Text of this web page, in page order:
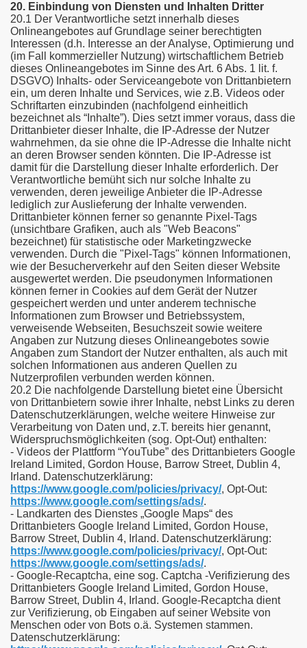
20. Einbindung von Diensten und Inhalten Dritter
20.1 Der Verantwortliche setzt innerhalb dieses
Onlineangebotes auf Grundlage seiner berechtigten
Interessen (d.h. Interesse an der Analyse, Optimierung und
(im Fall kommerzieller Nutzung) wirtschaftlichem Betrieb
dieses Onlineangebotes im Sinne des Art. 6 Abs. 1 lit. f.
DSGVO) Inhalts- oder Serviceangebote von Drittanbietern
ein, um deren Inhalte und Services, wie z.B. Videos oder
Schriftarten einzubinden (nachfolgend einheitlich
bezeichnet als “Inhalte”). Dies setzt immer voraus, dass die
Drittanbieter dieser Inhalte, die IP-Adresse der Nutzer
wahrnehmen, da sie ohne die IP-Adresse die Inhalte nicht
an deren Browser senden könnten. Die IP-Adresse ist
damit für die Darstellung dieser Inhalte erforderlich. Der
Verantwortliche bemüht sich nur solche Inhalte zu
verwenden, deren jeweilige Anbieter die IP-Adresse
lediglich zur Auslieferung der Inhalte verwenden.
Drittanbieter können ferner so genannte Pixel-Tags
(unsichtbare Grafiken, auch als "Web Beacons"
bezeichnet) für statistische oder Marketingzwecke
verwenden. Durch die "Pixel-Tags" können Informationen,
wie der Besucherverkehr auf den Seiten dieser Website
ausgewertet werden. Die pseudonymen Informationen
können ferner in Cookies auf dem Gerät der Nutzer
gespeichert werden und unter anderem technische
Informationen zum Browser und Betriebssystem,
verweisende Webseiten, Besuchszeit sowie weitere
Angaben zur Nutzung dieses Onlineangebotes sowie
Angaben zum Standort der Nutzer enthalten, als auch mit
solchen Informationen aus anderen Quellen zu
Nutzerprofilen verbunden werden können.
20.2 Die nachfolgende Darstellung bietet eine Übersicht
von Drittanbietern sowie ihrer Inhalte, nebst Links zu deren
Datenschutzerklärungen, welche weitere Hinweise zur
Verarbeitung von Daten und, z.T. bereits hier genannt,
Widerspruchsmöglichkeiten (sog. Opt-Out) enthalten:
- Videos der Plattform “YouTube” des Drittanbieters Google
Ireland Limited, Gordon House, Barrow Street, Dublin 4,
Irland. Datenschutzerklärung:
https://www.google.com/policies/privacy/, Opt-Out:
https://www.google.com/settings/ads/.
- Landkarten des Dienstes „Google Maps“ des
Drittanbieters Google Ireland Limited, Gordon House,
Barrow Street, Dublin 4, Irland. Datenschutzerklärung:
https://www.google.com/policies/privacy/, Opt-Out:
https://www.google.com/settings/ads/.
- Google-Recaptcha, eine sog. Captcha -Verifizierung des
Drittanbieters Google Ireland Limited, Gordon House,
Barrow Street, Dublin 4, Irland. Google-Recaptcha dient
zur Verifizierung, ob Eingaben auf seiner Website von
Menschen oder von Bots o.ä. Systemen stammen.
Datenschutzerklärung: